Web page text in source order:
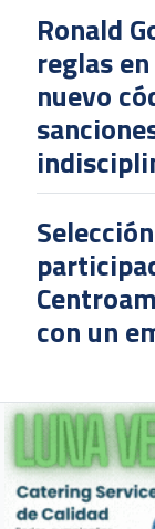
Ronald
reglas
nuevo
con un